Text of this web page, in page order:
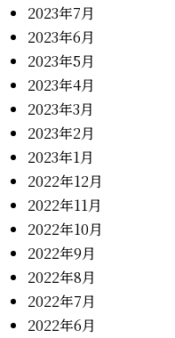
2023年7月
2023年6月
2023年5月
2023年4月
2023年3月
2023年2月
2023年1月
2022年12月
2022年11月
2022年10月
2022年9月
2022年8月
2022年7月
2022年6月